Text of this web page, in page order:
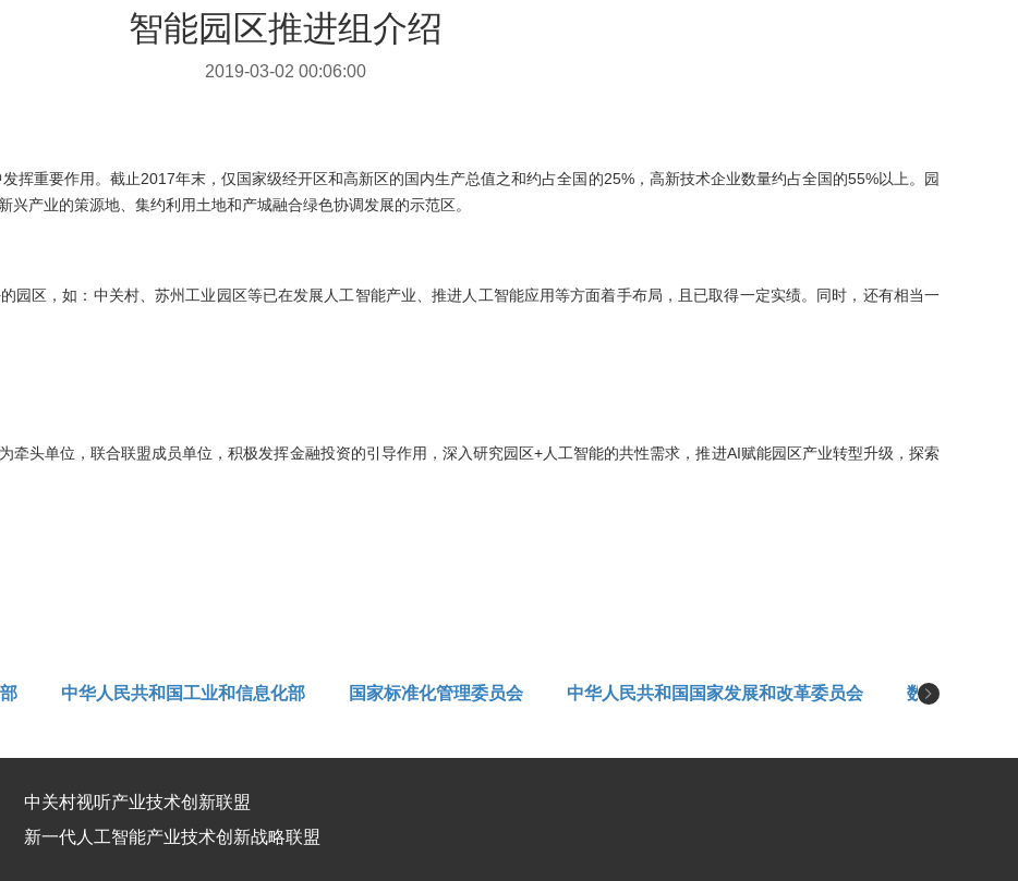
智能园区推进组介绍
2019-03-02 00:06:00
挥重要作用。截止2017年末，仅国家级经开区和高新区的国内生产总值之和约占全国的25%，高新技术企业数量约占全国的55%以上。园
产业的策源地、集约利用土地和产城融合绿色协调发展的示范区。
园区，如：中关村、苏州工业园区等已在发展人工智能产业、推进人工智能应用等方面着手布局，且已取得一定实绩。同时，还有相当一
牵头单位，联合联盟成员单位，积极发挥金融投资的引导作用，深入研究园区+人工智能的共性需求，推进AI赋能园区产业转型升级，探索
中华人民共和国工业和信息化部 国家标准化管理委员会 中华人民共和国国家发展和改革委员会 数字音视频编
中关村视听产业技术创新联盟
新一代人工智能产业技术创新战略联盟